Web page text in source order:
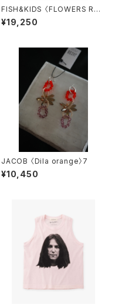
FISH&KIDS 〈FLOWERS RO
MANTIC DRESS〉
¥19,250
JACOB 〈Dila orange〉7
¥10,450